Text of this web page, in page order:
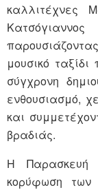
καλλιτέχνες
μουσικό
σύγχρονη
ενθουσιασμό,
και
βραδιάς.
Η Παρασκευή
κορύφωση